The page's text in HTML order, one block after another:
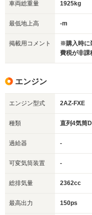
車両総重量 1925kg
最低地上高 -m
掲載用コメント
※購入時に
費税が非課
エンジン
エンジン型式 2AZ-FXE
種類 直列4気筒
過給器 -
可変気筒装置 -
総排気量 2362cc
最高出力 150ps